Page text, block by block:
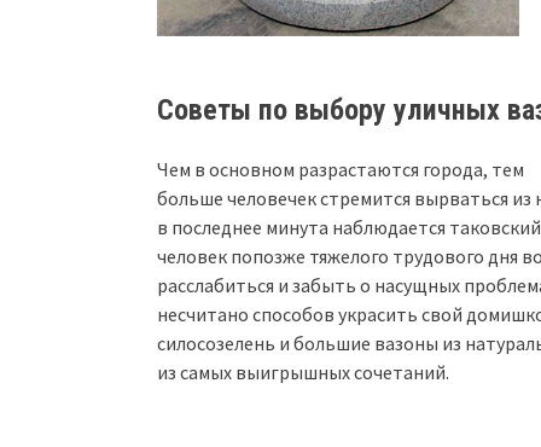
Советы по выбору уличных
Чем в основном разрастаются города, тем
больше человечек стремится вырваться
в последнее минута наблюдается
человек попозже тяжелого трудового дня
расслабиться и забыть о насущных
несчитано способов украсить свой
силосозелень и большие вазоны из
из самых выигрышных сочетаний.